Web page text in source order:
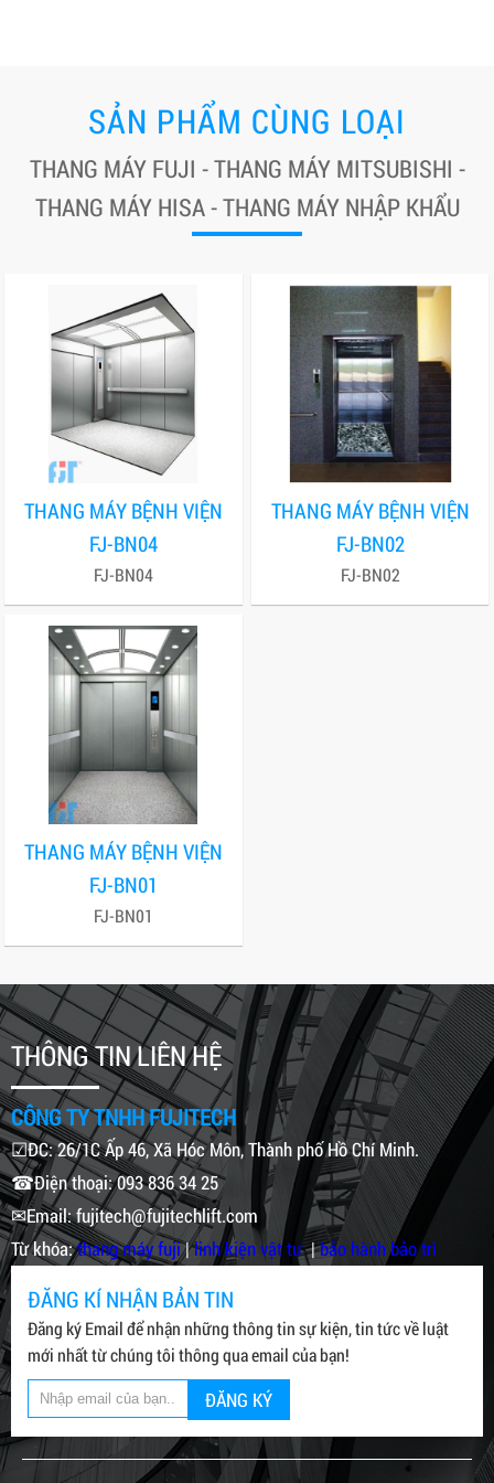
SẢN PHẨM CÙNG LOẠI
THANG MÁY FUJI - THANG MÁY MITSUBISHI -
THANG MÁY HISA - THANG MÁY NHẬP KHẨU
THANG MÁY BỆNH VIỆN
FJ-BN04
FJ-BN04
THANG MÁY BỆNH VIỆN
FJ-BN02
FJ-BN02
THANG MÁY BỆNH VIỆN
FJ-BN01
FJ-BN01
THÔNG TIN LIÊN HỆ
CÔNG TY TNHH FUJITECH
☑ĐC: 26/1C Ấp 46, Xã Hóc Môn, Thành phố Hồ Chí Minh.
☎Điện thoại: 093 836 34 25
✉Email: fujitech@fujitechlift.com
Từ khóa:thang máy fuji|linh kiện vật tư|bảo hành bảo trì
ĐĂNG KÍ NHẬN BẢN TIN
Đăng ký Email để nhận những thông tin sự kiện, tin tức về luật
mới nhất từ chúng tôi thông qua email của bạn!
ĐĂNG KÝ